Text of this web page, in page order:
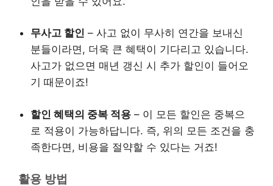
무사고 할인 – 사고 없이 무사히 연간을 보내신
분들이라면, 더욱 큰 혜택이 기다리고 있습니다.
사고가 없으면 매년 갱신 시 추가 할인이 들어오
기 때문이죠!
할인 혜택의 중복 적용 – 이 모든 할인은 중복으
로 적용이 가능하답니다. 즉, 위의 모든 조건을 충
족한다면, 비용을 절약할 수 있다는 거죠!
활용 방법